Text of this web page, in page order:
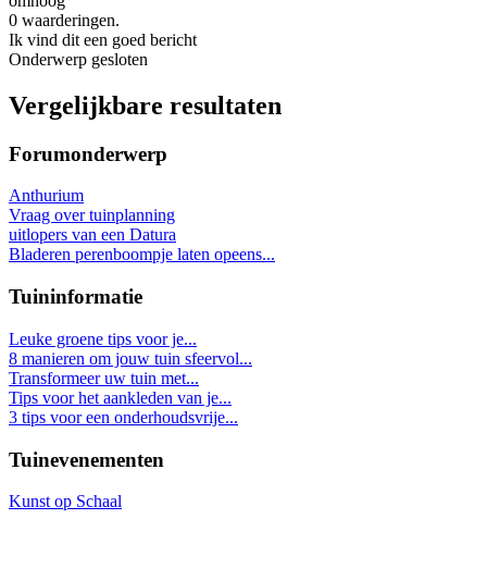
0 waarderingen.
Ik vind dit een goed bericht
Onderwerp gesloten
Vergelijkbare resultaten
Forumonderwerp
Anthurium
Vraag over tuinplanning
uitlopers van een Datura
Bladeren perenboompje laten opeens...
Tuininformatie
Leuke groene tips voor je...
8 manieren om jouw tuin sfeervol...
Transformeer uw tuin met...
Tips voor het aankleden van je...
3 tips voor een onderhoudsvrije...
Tuinevenementen
Kunst op Schaal